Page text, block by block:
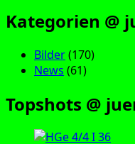
Kategorien @
Bilder(170)
News (61)
Topshots @